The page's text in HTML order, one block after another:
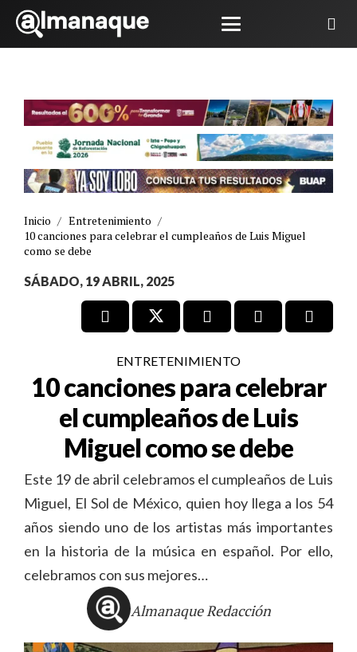
Inicio / Entretenimiento /
10 canciones para celebrar el cumpleaños de Luis Miguel
como se debe
SÁBADO, 19 ABRIL, 2025
ENTRETENIMIENTO
10 canciones para celebrar
el cumpleaños de Luis
Miguel como se debe
Este 19 de abril celebramos el cumpleaños de Luis
Miguel, El Sol de México, quien hoy llega a los 54
años siendo uno de los artistas más importantes
en la historia de la música en español. Por ello,
celebramos con sus mejores…
Almanaque Redacción